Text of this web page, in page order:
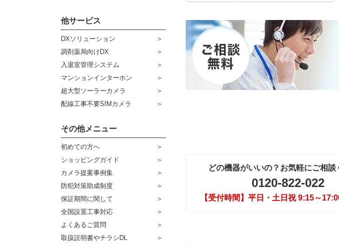
販売終了商品
他サービス
DXソリューション
調剤薬局向けDX
入退室管理システム
マンションインターホン
超大型ソーラーカメラ
配線工事不要SIMカメラ
その他メニュー
初めての方へ
ショッピングガイド
カメラ提案事例集
防犯対策助成制度
保証期間に関して
全国設置工事対応
よくあるご質問
取扱説明書やチラシDL
どの機器がいいの？お気軽にご相談
0120-822-022
【受付時間】平日・土日祝 9:15～